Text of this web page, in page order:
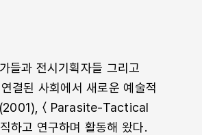
들과 전시기획자들 그리고
결된 사회에서 새로운 예술적
(2001), 〈 Parasite-Tactical
고 연구하며 활동해 왔다.